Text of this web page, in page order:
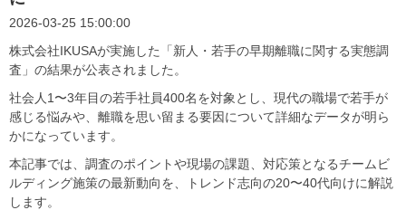
2026-03-25 15:00:00
株式会社IKUSAが実施した「新人・若手の早期離職に関する実態調
査」の結果が公表されました。
社会人1〜3年目の若手社員400名を対象とし、現代の職場で若手が
感じる悩みや、離職を思い留まる要因について詳細なデータが明ら
かになっています。
本記事では、調査のポイントや現場の課題、対応策となるチームビ
ルディング施策の最新動向を、トレンド志向の20〜40代向けに解説
します。